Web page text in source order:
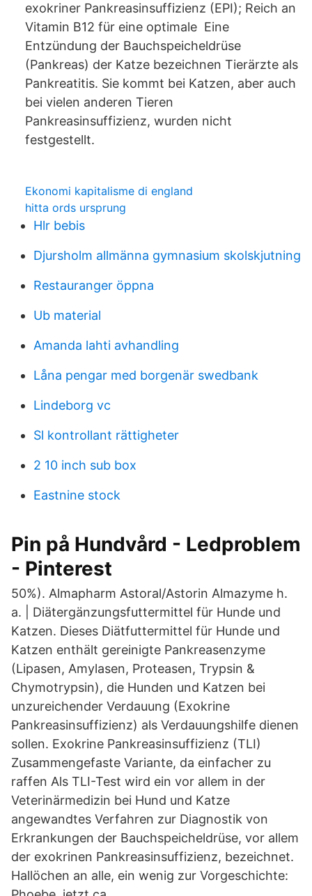
exokriner Pankreasinsuffizienz (EPI); Reich an
Vitamin B12 für eine optimale Eine
Entzündung der Bauchspeicheldrüse
(Pankreas) der Katze bezeichnen Tierärzte als
Pankreatitis. Sie kommt bei Katzen, aber auch
bei vielen anderen Tieren
Pankreasinsuffizienz, wurden nicht
festgestellt.
Ekonomi kapitalisme di england
hitta ords ursprung
Hlr bebis
Djursholm allmänna gymnasium skolskjutning
Restauranger öppna
Ub material
Amanda lahti avhandling
Låna pengar med borgenär swedbank
Lindeborg vc
Sl kontrollant rättigheter
2 10 inch sub box
Eastnine stock
Pin på Hundvård - Ledproblem
- Pinterest
50%). Almapharm Astoral/Astorin Almazyme h.
a. | Diätergänzungsfuttermittel für Hunde und
Katzen. Dieses Diätfuttermittel für Hunde und
Katzen enthält gereinigte Pankreasenzyme
(Lipasen, Amylasen, Proteasen, Trypsin &
Chymotrypsin), die Hunden und Katzen bei
unzureichender Verdauung (Exokrine
Pankreasinsuffizienz) als Verdauungshilfe dienen
sollen. Exokrine Pankreasinsuffizienz (TLI)
Zusammengefaste Variante, da einfacher zu
raffen Als TLI-Test wird ein vor allem in der
Veterinärmedizin bei Hund und Katze
angewandtes Verfahren zur Diagnostik von
Erkrankungen der Bauchspeicheldrüse, vor allem
der exokrinen Pankreasinsuffizienz, bezeichnet.
Hallöchen an alle, ein wenig zur Vorgeschichte: